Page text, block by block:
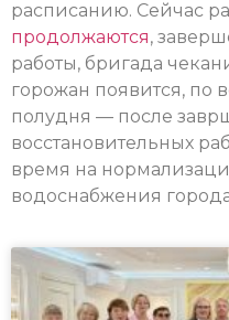
расписанию. Сейчас
продолжаются,
работы, бригада
горожан появится, по
полудня — после
восстановительных
время на
водоснабжения